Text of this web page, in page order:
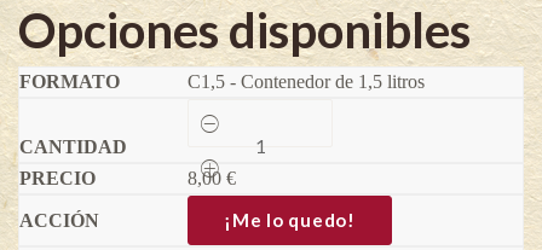
Opciones disponibles
C1,5 - Contenedor de 1,5 litros
Conadria
(Bífera)
Ficus
carica
quantity
8,00 €
¡Me lo quedo!